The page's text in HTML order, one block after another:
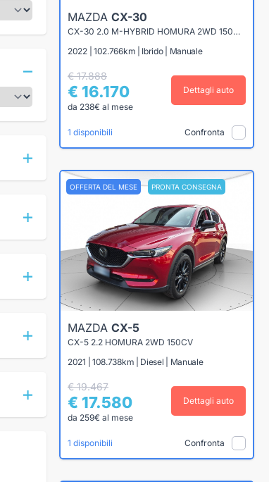
MAZDA CX-30
CX-30 2.0 M-HYBRID HOMURA 2WD 150CV 6MT
2022 | 102.766km | Ibrido | Manuale
€ 17.888
€ 16.170
da 238€ al mese
Dettagli auto
1 disponibili Confronta
OFFERTA DEL MESE PRONTA CONSEGNA
MAZDA CX-5
CX-5 2.2 HOMURA 2WD 150CV
2021 | 108.738km | Diesel | Manuale
€ 19.467
€ 17.580
da 259€ al mese
Dettagli auto
1 disponibili Confronta